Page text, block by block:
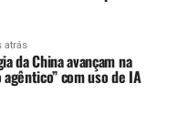
atrás
da China avançam na
com uso de IA